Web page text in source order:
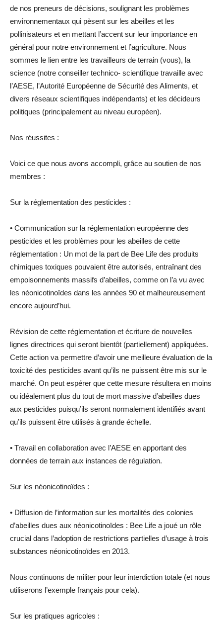
de nos preneurs de décisions, soulignant les problèmes
environnementaux qui pèsent sur les abeilles et les
pollinisateurs et en mettant l’accent sur leur importance en
général pour notre environnement et l’agriculture. Nous
sommes le lien entre les travailleurs de terrain (vous), la
science (notre conseiller technico- scientifique travaille avec
l’AESE, l’Autorité Européenne de Sécurité des Aliments, et
divers réseaux scientifiques indépendants) et les décideurs
politiques (principalement au niveau européen).
Nos réussites :
Voici ce que nous avons accompli, grâce au soutien de nos
membres :
Sur la réglementation des pesticides :
• Communication sur la réglementation européenne des
pesticides et les problèmes pour les abeilles de cette
réglementation : Un mot de la part de Bee Life des produits
chimiques toxiques pouvaient être autorisés, entraînant des
empoisonnements massifs d’abeilles, comme on l’a vu avec
les néonicotinoïdes dans les années 90 et malheureusement
encore aujourd’hui.
Révision de cette réglementation et écriture de nouvelles
lignes directrices qui seront bientôt (partiellement) appliquées.
Cette action va permettre d’avoir une meilleure évaluation de la
toxicité des pesticides avant qu’ils ne puissent être mis sur le
marché. On peut espérer que cette mesure résultera en moins
ou idéalement plus du tout de mort massive d’abeilles dues
aux pesticides puisqu’ils seront normalement identifiés avant
qu’ils puissent être utilisés à grande échelle.
• Travail en collaboration avec l’AESE en apportant des
données de terrain aux instances de régulation.
Sur les néonicotinoïdes :
• Diffusion de l’information sur les mortalités des colonies
d’abeilles dues aux néonicotinoïdes : Bee Life a joué un rôle
crucial dans l’adoption de restrictions partielles d’usage à trois
substances néonicotinoïdes en 2013.
Nous continuons de militer pour leur interdiction totale (et nous
utiliserons l’exemple français pour cela).
Sur les pratiques agricoles :